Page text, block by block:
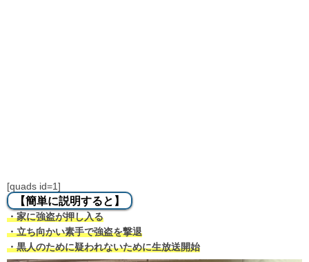
[quads id=1]
【簡単に説明すると】
・家に強盗が押し入る
・立ち向かい素手で強盗を撃退
・黒人のために疑われないために生放送開始